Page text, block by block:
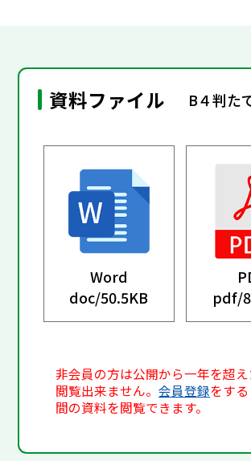
資料ファイル B４判た
Word
doc/50.5KB
pdf/
非会員の方は公開から一年を超
閲覧出来ません。会員登録をす
間の資料を閲覧できます。